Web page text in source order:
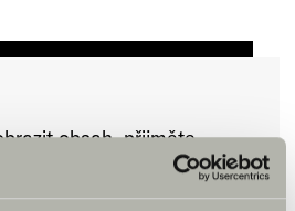
obsah, přijměte
soubory cookie.